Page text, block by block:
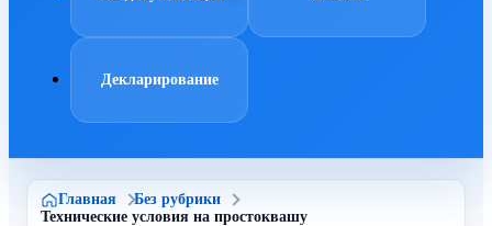
Декларирование
Главная
Без рубрики
Технические условия на простоквашу